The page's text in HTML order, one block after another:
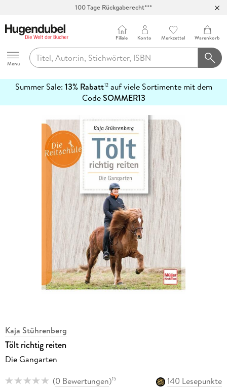
100 Tage Rückgaberecht***
Hugendubel
Menu
Filiale Konto Merkzettel Warenkorb
Summer Sale: 13% Rabatt12auf viele Sortimente mit dem
CodeSOMMER13
erfahren
Kaja Stührenberg
Tölt richtig reiten
Die Gangarten
(0 Bewertungen)15
140 Lesepunkte